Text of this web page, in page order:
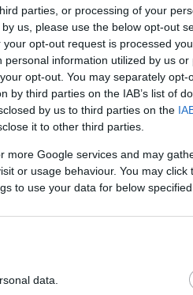
parties, or processing of your
us, please use the below opt-out
opt-out request is processed
information utilized by us or
opt-out. You may separately opt-
by third parties on the IAB’s list of
by us to third parties on the
it to other third parties.
more Google services and may
or usage behaviour. You may click
to use your data for below
data.
πλατφόρμα
κάθε νέα
πλατφόρμα δεν
εκκαθάριση και η
ολοκλήρωση της
20/12/2021 -
ΟΠΕΚΑ –
Πότε
ΟΠΕΚΑ: Άνοιξε
ηλεκτρονική
παιδιού. Οι